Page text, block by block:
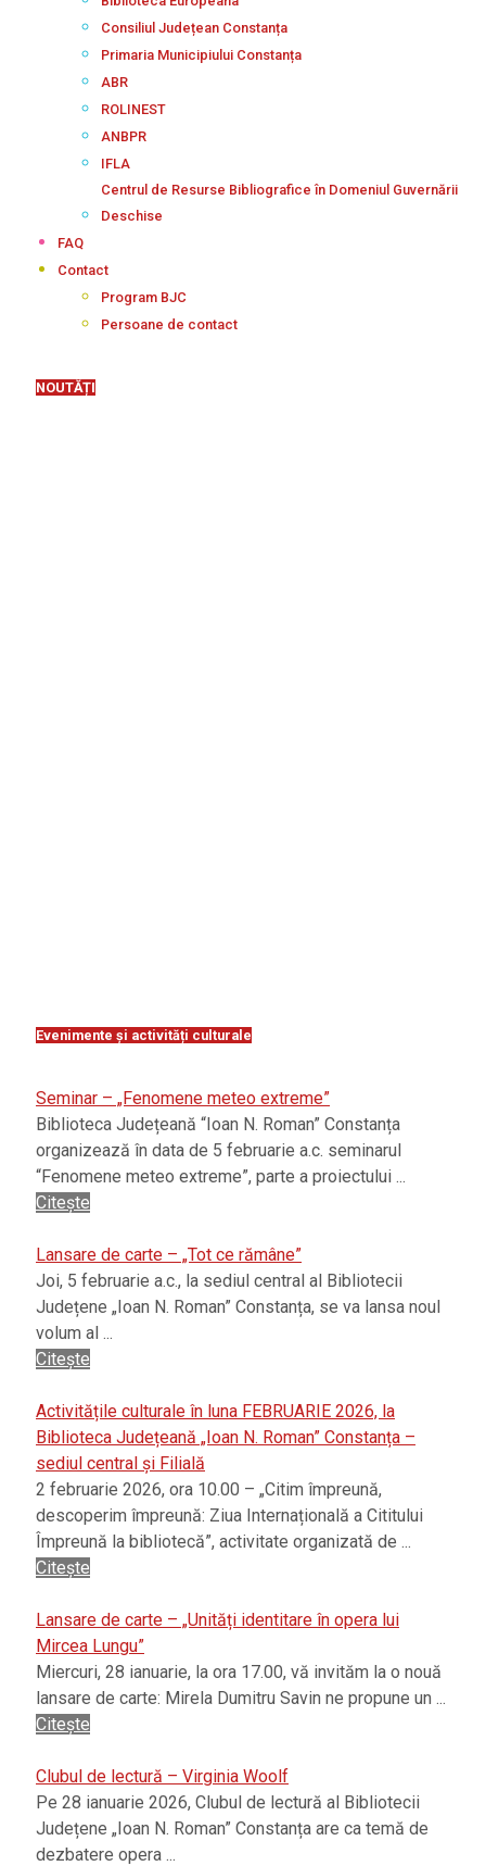
Consiliul Județean Constanța
Primaria Municipiului Constanța
ABR
ROLINEST
ANBPR
IFLA
Centrul de Resurse Bibliografice în Domeniul Guvernării
Deschise
FAQ
Contact
Program BJC
Persoane de contact
NOUTĂȚI
Evenimente și activități culturale
Seminar – „Fenomene meteo extreme”
Biblioteca Județeană “Ioan N. Roman” Constanța
organizează în data de 5 februarie a.c. seminarul
“Fenomene meteo extreme”, parte a proiectului ...
Citește
Lansare de carte – „Tot ce rămâne”
Joi, 5 februarie a.c., la sediul central al Bibliotecii
Județene „Ioan N. Roman” Constanța, se va lansa noul
volum al ...
Citește
Activitățile culturale în luna FEBRUARIE 2026, la
Biblioteca Județeană „Ioan N. Roman” Constanța –
sediul central și Filială
2 februarie 2026, ora 10.00 – „Citim împreună,
descoperim împreună: Ziua Internațională a Cititului
Împreună la bibliotecă”, activitate organizată de ...
Citește
Lansare de carte – „Unități identitare în opera lui
Mircea Lungu”
Miercuri, 28 ianuarie, la ora 17.00, vă invităm la o nouă
lansare de carte: Mirela Dumitru Savin ne propune un ...
Citește
Clubul de lectură – Virginia Woolf
Pe 28 ianuarie 2026, Clubul de lectură al Bibliotecii
Județene „Ioan N. Roman” Constanța are ca temă de
dezbatere opera ...